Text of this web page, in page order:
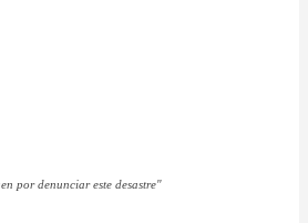
por denunciar este desastre"